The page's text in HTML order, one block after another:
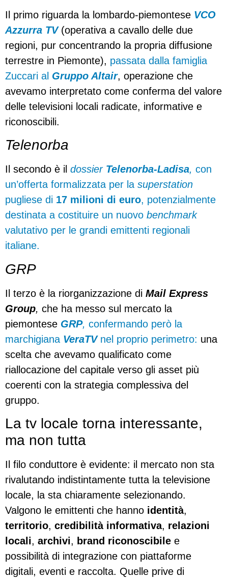
Il primo riguarda la lombardo-piemontese VCO
Azzurra TV(operativa a cavallo delle due
regioni, pur concentrando la propria diffusione
terrestre in Piemonte), passata dalla famiglia
Zuccari al Gruppo Altair, operazione che
avevamo interpretato come conferma del valore
delle televisioni locali radicate, informative e
riconoscibili.
Telenorba
Il secondo è il dossier Telenorba-Ladisa, con
un’offerta formalizzata per la superstation
pugliese di 17 milioni di euro, potenzialmente
destinata a costituire un nuovo benchmark
valutativo per le grandi emittenti regionali
italiane.
GRP
Il terzo è la riorganizzazione di Mail Express
Group, che ha messo sul mercato la
piemontese GRP, confermando però la
marchigiana VeraTV nel proprio perimetro: una
scelta che avevamo qualificato come
riallocazione del capitale verso gli asset più
coerenti con la strategia complessiva del
gruppo.
La tv locale torna interessante,
ma non tutta
Il filo conduttore è evidente: il mercato non sta
rivalutando indistintamente tutta la televisione
locale, la sta chiaramente selezionando.
Valgono le emittenti che hanno identità,
territorio, credibilità informativa, relazioni
locali, archivi, brand riconoscibile e
possibilità di integrazione con piattaforme
digitali, eventi e raccolta. Quelle prive di